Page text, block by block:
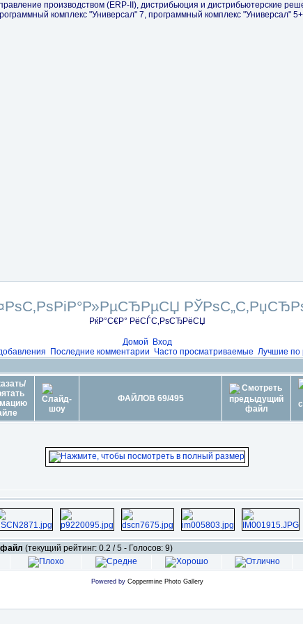
РќР°С€Р° РёСЃС‚РѕСЂРёСЏ
Домой
Вход
Последние комментарии Часто просматриваемые Лучшие по
ФАЙЛОВ 69/495
файл (текущий рейтинг: 0.2 / 5 - Голосов: 9)
Powered by Coppermine Photo Gallery